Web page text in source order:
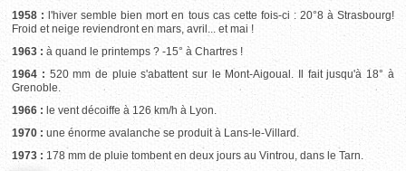
1958 : l'hiver semble bien mort en tous cas cette fois-ci : 20°8 à Strasbourg!
Froid et neige reviendront en mars, avril... et mai !
1963 : à quand le printemps ? -15° à Chartres !
1964 : 520 mm de pluie s'abattent sur le Mont-Aigoual. Il fait jusqu'à 18° à
Grenoble.
1966 : le vent décoiffe à 126 km/h à Lyon.
1970 : une énorme avalanche se produit à Lans-le-Villard.
1973 : 178 mm de pluie tombent en deux jours au Vintrou, dans le Tarn.